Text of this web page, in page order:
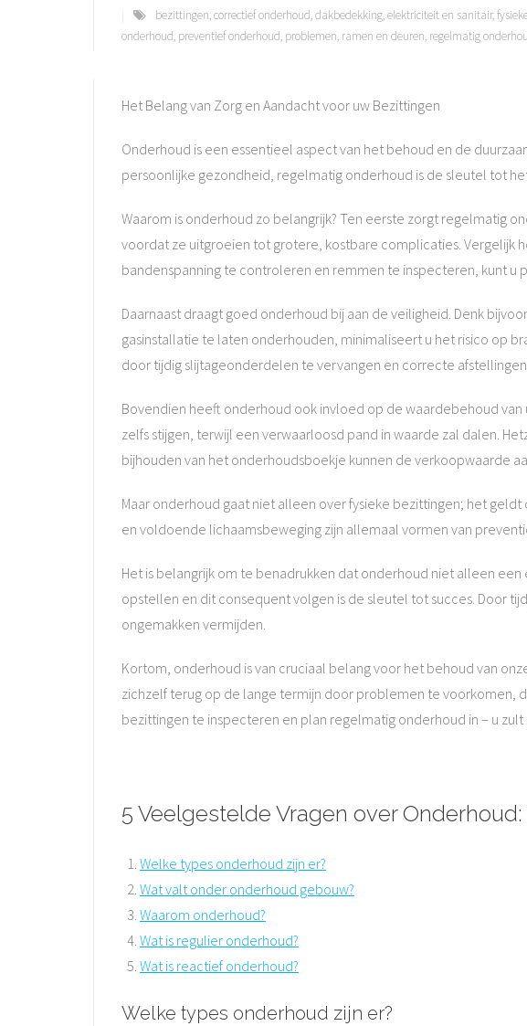
bezittingen,correctief onderhoud,dakbedekking,elektriciteit en sanitair,
onderhoud, preventief onderhoud, problemen, ramen en deuren, regelmatig
Het Belang van Zorg en Aandacht voor uw Bezittingen
Onderhoud is een essentieel aspect van het behoud en de
persoonlijke gezondheid, regelmatig onderhoud is de sleutel tot
Waarom is onderhoud zo belangrijk? Ten eerste zorgt
voordat ze uitgroeien tot grotere, kostbare complicaties.
bandenspanning te controleren en remmen te inspecteren, kunt
Daarnaast draagt goed onderhoud bij aan de veiligheid. Denk
gasinstallatie te laten onderhouden, minimaliseert u het risico op
door tijdig slijtageonderdelen te vervangen en correcte
Bovendien heeft onderhoud ook invloed op de waardebehoud
zelfs stijgen, terwijl een verwaarloosd pand in waarde zal dalen.
bijhouden van het onderhoudsboekje kunnen de verkoopwaarde
Maar onderhoud gaat niet alleen over fysieke bezittingen; het
en voldoende lichaamsbeweging zijn allemaal vormen van
Het is belangrijk om te benadrukken dat onderhoud niet alleen
opstellen en dit consequent volgen is de sleutel tot succes. Door
ongemakken vermijden.
Kortom, onderhoud is van cruciaal belang voor het behoud van
zichzelf terug op de lange termijn door problemen te voorkomen,
bezittingen te inspecteren en plan regelmatig onderhoud in – u
5 Veelgestelde Vragen over
Welke types onderhoud zijn er?
Wat valt onder onderhoud gebouw?
Waarom onderhoud?
Wat is regulier onderhoud?
Wat is reactief onderhoud?
Welke types onderhoud zijn er?